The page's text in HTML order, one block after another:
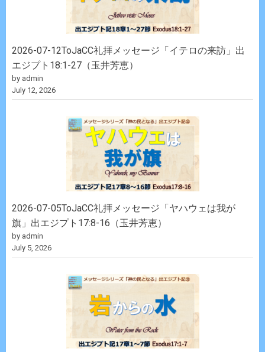
2026-07-12ToJaCC礼拝メッセージ「イテロの来訪」出
エジプト18:1-27（玉井芳恵）
by admin
July 12, 2026
2026-07-05ToJaCC礼拝メッセージ「ヤハウェは我が
旗」出エジプト17:8-16（玉井芳恵）
by admin
July 5, 2026